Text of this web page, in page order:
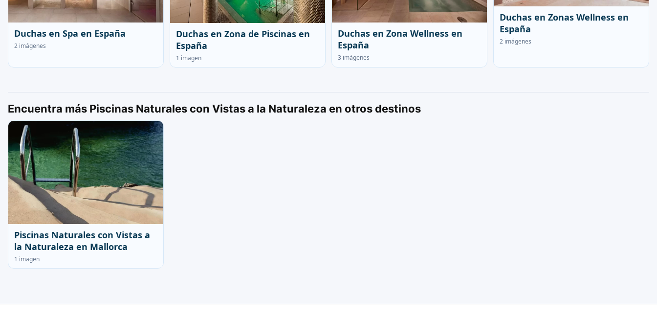
Duchas en Spa en España
2 imágenes
Duchas en Zona de Piscinas en
España
1 imagen
Duchas en Zona Wellness en
España
3 imágenes
Duchas en Zonas Wellness en
España
2 imágenes
Encuentra más Piscinas Naturales con Vistas a la Naturaleza en otros destinos
Piscinas Naturales con Vistas a
la Naturaleza en Mallorca
1 imagen